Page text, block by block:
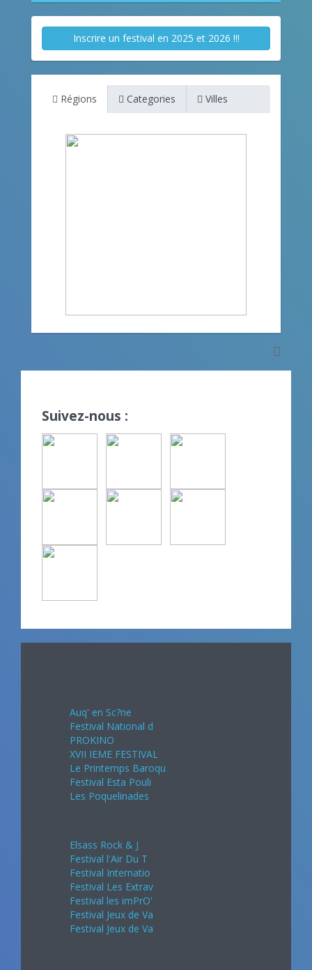
Inscrire un festival en 2025 et 2026 !!!
Régions Categories Villes
Suivez-nous :
Auq' en Sc?ne
Festival National d
PROKINO
XVII IEME FESTIVAL
Le Printemps Baroqu
Festival Esta Pouli
Les Poquelinades
Elsass Rock & J
Festival l'Air Du T
Festival Internatio
Festival Les Extrav
Festival les imPrO'
Festival Jeux de Va
Festival Jeux de Va